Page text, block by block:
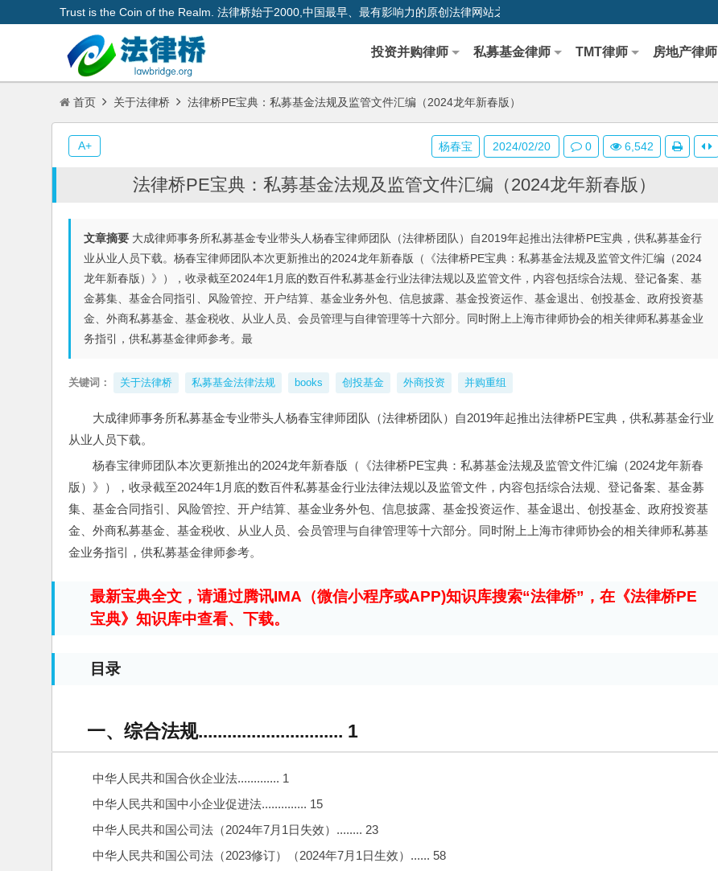
Trust is the Coin of the Realm. 法律桥始于2000,中国最早、最有影响力的原创法律网站之一
投资并购律师 私募基金律师 TMT律师 房地产律师
首页 关于法律桥 法律桥PE宝典：私募基金法规及监管文件汇编（2024龙年新春版）
法律桥PE宝典：私募基金法规及监管文件汇编（2024龙年新春版）
文章摘要 大成律师事务所私募基金专业带头人杨春宝律师团队（法律桥团队）自2019年起推出法律桥PE宝典，供私募基金行
业从业人员下载。杨春宝律师团队本次更新推出的2024龙年新春版（《法律桥PE宝典：私募基金法规及监管文件汇编（2024
龙年新春版）》），收录截至2024年1月底的数百件私募基金行业法律法规以及监管文件，内容包括综合法规、登记备案、基
金募集、基金合同指引、风险管控、开户结算、基金业务外包、信息披露、基金投资运作、基金退出、创投基金、政府投资基
金、外商私募基金、基金税收、从业人员、会员管理与自律管理等十六部分。同时附上上海市律师协会的相关律师私募基金业
务指引，供私募基金律师参考。最
关键词： 关于法律桥 私募基金法律法规 books 创投基金 外商投资 并购重组
大成律师事务所私募基金专业带头人杨春宝律师团队（法律桥团队）自2019年起推出法律桥PE宝典，供私募基金行业
从业人员下载。
杨春宝律师团队本次更新推出的2024龙年新春版（《法律桥PE宝典：私募基金法规及监管文件汇编（2024龙年新春
版）》），收录截至2024年1月底的数百件私募基金行业法律法规以及监管文件，内容包括综合法规、登记备案、基金募
集、基金合同指引、风险管控、开户结算、基金业务外包、信息披露、基金投资运作、基金退出、创投基金、政府投资基
金、外商私募基金、基金税收、从业人员、会员管理与自律管理等十六部分。同时附上上海市律师协会的相关律师私募基
金业务指引，供私募基金律师参考。
最新宝典全文，请通过腾讯IMA（微信小程序或APP)知识库搜索“法律桥”，在《法律桥PE
宝典》知识库中查看、下载。
目录
一、综合法规.............................. 1
中华人民共和国合伙企业法............. 1
中华人民共和国中小企业促进法.............. 15
中华人民共和国公司法（2024年7月1日失效）........ 23
中华人民共和国公司法（2023修订）（2024年7月1日生效）...... 58
杨春宝 2024/02/20 0 6,542
A+